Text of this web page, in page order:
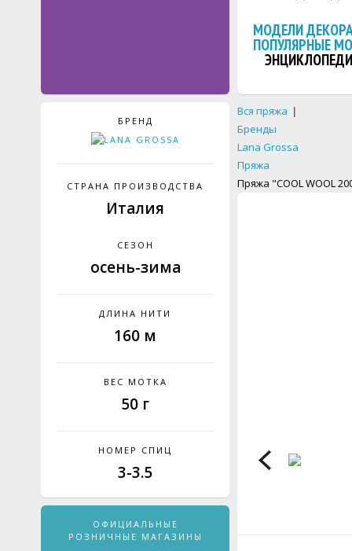
МОДЕЛИ
ПОПУЛЯРНЫЕ
БРЕНД
СТРАНА ПРОИЗВОДСТВА
Италия
СЕЗОН
осень-зима
ДЛИНА НИТИ
160 м
ВЕС МОТКА
50 г
НОМЕР СПИЦ
3-3.5
ОФИЦИАЛЬНЫЕ
РОЗНИЧНЫЕ МАГАЗИНЫ
Вся пряжа |
Бренды
Lana Grossa
Пряжа
Пряжа "COOL WOOL